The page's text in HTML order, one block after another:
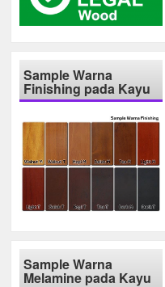
Sample Warna
Finishing pada Kayu
Sample Warna
Melamine pada Kayu